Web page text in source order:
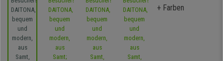
+ Farben